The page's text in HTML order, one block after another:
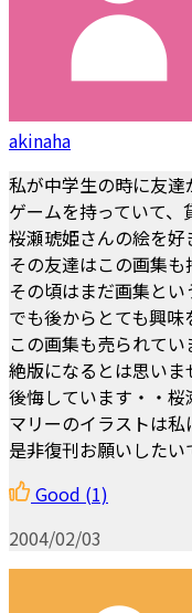
akinaha
私が中学生の時に友
ゲームを持っていて、
桜瀬琥姫さんの絵を好
その友達はこの画集
その頃はまだ画集とい
でも後からとても興味
この画集も売られてい
絶版になるとは思い
後悔しています・・桜
マリーのイラストは私
是非復刊お願いしたい
Good (1)
2004/02/03